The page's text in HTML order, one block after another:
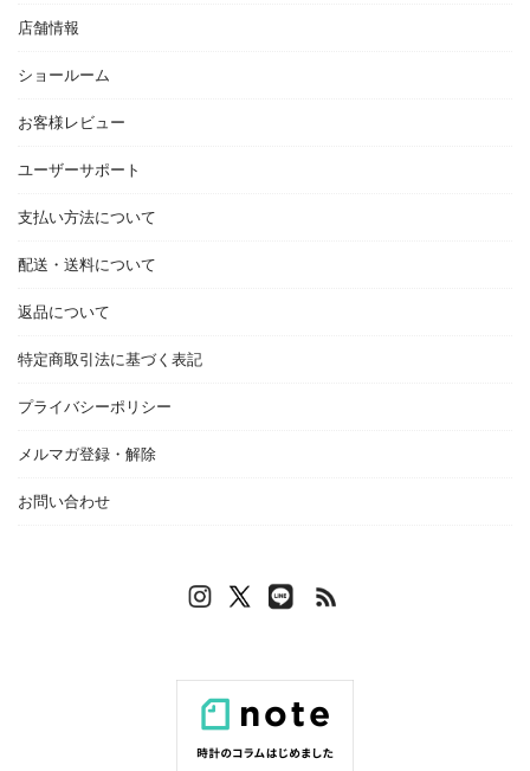
店舗情報
ショールーム
お客様レビュー
ユーザーサポート
支払い方法について
配送・送料について
返品について
特定商取引法に基づく表記
プライバシーポリシー
メルマガ登録・解除
お問い合わせ